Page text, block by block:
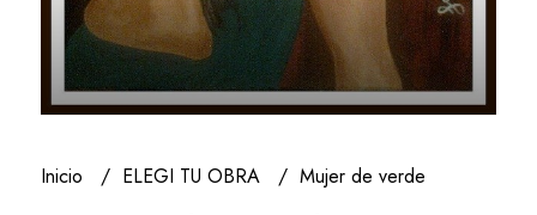
Inicio ELEGI TU OBRA Mujer de verde